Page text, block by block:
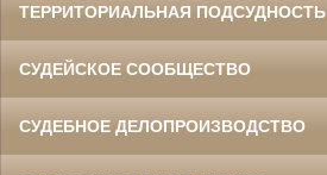
ТЕРРИТОРИАЛЬНАЯ ПОДСУДНОСТЬ
СУДЕЙСКОЕ СООБЩЕСТВО
СУДЕБНОЕ ДЕЛОПРОИЗВОДСТВО